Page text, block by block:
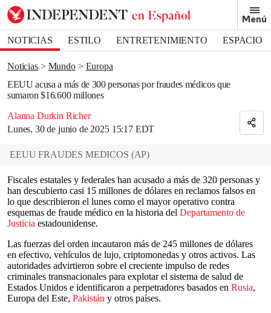
Menú
NOTICIAS ESTILO ENTRETENIMIENTO
ESPACIO
DEPORTES
Noticias Mundo
Europa
EEUU acusa a más de 300 personas por fraudes médicos que
sumaron $16.600 millones
Alanna Durkin Richer
Lunes, 30 de junio de 2025 15:17 EDT
Bookmark popover
Removed from bookmarks
Close popover
EEUU FRAUDES MEDICOS (AP)
Fiscales estatales y federales han acusado a más de 320 personas y
han descubierto casi 15 millones de dólares en reclamos falsos en
lo que describieron el lunes como el mayor operativo contra
esquemas de fraude médico en la historia del Departamento de
Justicia estadounidense.
Las fuerzas del orden incautaron más de 245 millones de dólares
en efectivo, vehículos de lujo, criptomonedas y otros activos. Las
autoridades advirtieron sobre el creciente impulso de redes
criminales transnacionales para explotar el sistema de salud de
Estados Unidos e identificaron a perpetradores basados en Rusia,
Europa del Este, Pakistán y otros países.